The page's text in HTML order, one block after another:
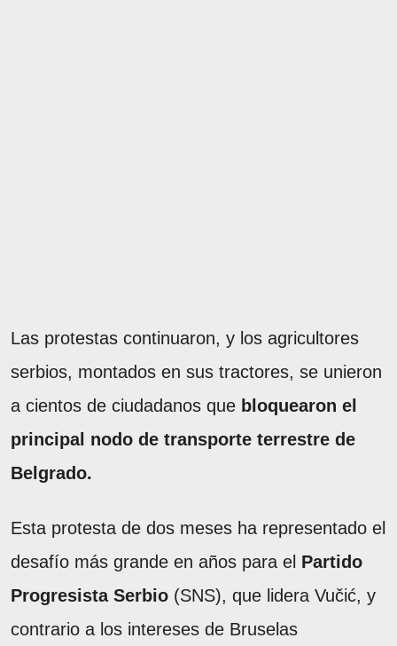
Las protestas continuaron, y los agricultores
serbios, montados en sus tractores, se unieron
a cientos de ciudadanos que bloquearon el
principal nodo de transporte terrestre de
Belgrado.
Esta protesta de dos meses ha representado el
desafío más grande en años para el Partido
Progresista Serbio (SNS), que lidera Vučić, y
contrario a los intereses de Bruselas